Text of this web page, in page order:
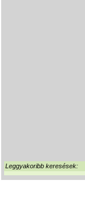
Leggyakoribb keresések: